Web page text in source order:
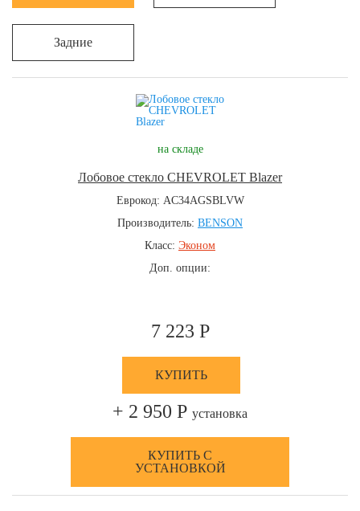
Задние
на складе
Лобовое стекло CHEVROLET Blazer
Еврокод: AC34AGSBLVW
Производитель: BENSON
Класс: Эконом
Доп. опции:
7 223 Р
КУПИТЬ
+ 2 950 Р установка
КУПИТЬ С
УСТАНОВКОЙ